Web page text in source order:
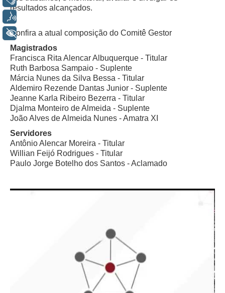
Automação e IA
Governança
Governança de TI
Gestão Estratégica
Governança das Contratações Obras
Rede de Governança Colaborativa
Gestão de Riscos
Assessoria de Governança de Gestão de Pessoas
Sites Institucionais
Responsabilidade Socioambiental
Comissão Permanente de Acessibilidade e Inclusão
Escola Judicial
Programa Trabalho Seguro
resultados alcançados.
Confira a atual composição do Comitê Gestor
Magistrados
Francisca Rita Alencar Albuquerque - Titular
Ruth Barbosa Sampaio - Suplente
Márcia Nunes da Silva Bessa - Titular
Aldemiro Rezende Dantas Junior - Suplente
Jeanne Karla Ribeiro Bezerra - Titular
Djalma Monteiro de Almeida - Suplente
João Alves de Almeida Nunes - Amatra XI
Servidores
Antônio Alencar Moreira - Titular
Willian Feijó Rodrigues - Titular
Paulo Jorge Botelho dos Santos - Aclamado
+ Acessibilidade